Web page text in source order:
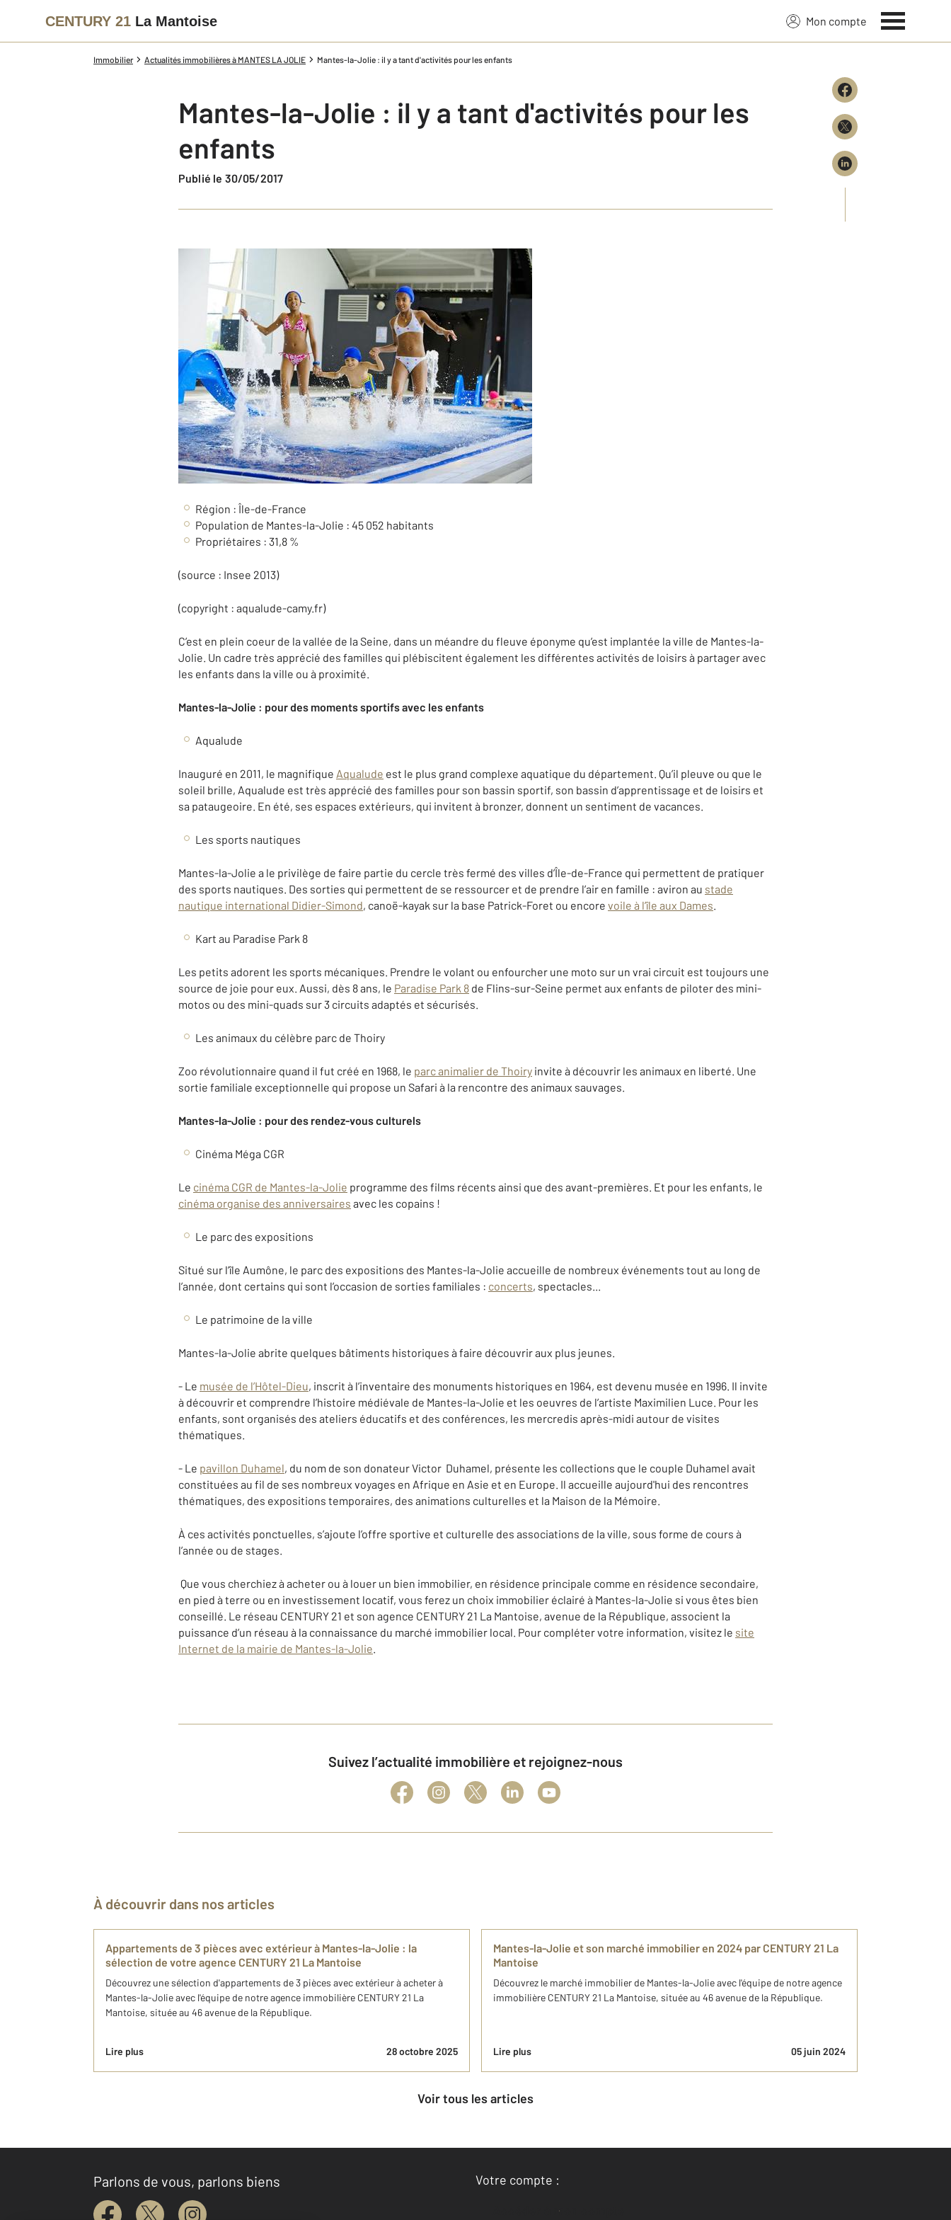
CENTURY 21 La Mantoise Mon compte
Immobilier Actualités immobilières à MANTES LA JOLIE Mantes-la-Jolie : il y a tant d'activités pour les enfants
Mantes-la-Jolie : il y a tant d'activités pour les
enfants
Publié le 30/05/2017
Région : Île-de-France
Population de Mantes-la-Jolie : 45 052 habitants
Propriétaires : 31,8 %
(source : Insee 2013)
(copyright : aqualude-camy.fr)
C’est en plein coeur de la vallée de la Seine, dans un méandre du fleuve éponyme qu’est implantée la ville de Mantes-la-
Jolie. Un cadre très apprécié des familles qui plébiscitent également les différentes activités de loisirs à partager avec
les enfants dans la ville ou à proximité.
Mantes-la-Jolie : pour des moments sportifs avec les enfants
Aqualude
Inauguré en 2011, le magnifique Aqualude est le plus grand complexe aquatique du département. Qu’il pleuve ou que le
soleil brille, Aqualude est très apprécié des familles pour son bassin sportif, son bassin d’apprentissage et de loisirs et
sa pataugeoire. En été, ses espaces extérieurs, qui invitent à bronzer, donnent un sentiment de vacances.
Les sports nautiques
Mantes-la-Jolie a le privilège de faire partie du cercle très fermé des villes d’Île-de-France qui permettent de pratiquer
des sports nautiques. Des sorties qui permettent de se ressourcer et de prendre l’air en famille : aviron au stade
nautique international Didier-Simond, canoë-kayak sur la base Patrick-Foret ou encore voile à l’île aux Dames.
Kart au Paradise Park 8
Les petits adorent les sports mécaniques. Prendre le volant ou enfourcher une moto sur un vrai circuit est toujours une
source de joie pour eux. Aussi, dès 8 ans, le Paradise Park 8 de Flins-sur-Seine permet aux enfants de piloter des mini-
motos ou des mini-quads sur 3 circuits adaptés et sécurisés.
Les animaux du célèbre parc de Thoiry
Zoo révolutionnaire quand il fut créé en 1968, le parc animalier de Thoiry invite à découvrir les animaux en liberté. Une
sortie familiale exceptionnelle qui propose un Safari à la rencontre des animaux sauvages.
Mantes-la-Jolie : pour des rendez-vous culturels
Cinéma Méga CGR
Le cinéma CGR de Mantes-la-Jolie programme des films récents ainsi que des avant-premières. Et pour les enfants, le
cinéma organise des anniversaires avec les copains !
Le parc des expositions
Situé sur l’île Aumône, le parc des expositions des Mantes-la-Jolie accueille de nombreux événements tout au long de
l’année, dont certains qui sont l’occasion de sorties familiales : concerts, spectacles...
Le patrimoine de la ville
Mantes-la-Jolie abrite quelques bâtiments historiques à faire découvrir aux plus jeunes.
- Le musée de l’Hôtel-Dieu, inscrit à l’inventaire des monuments historiques en 1964, est devenu musée en 1996. Il invite
à découvrir et comprendre l’histoire médiévale de Mantes-la-Jolie et les oeuvres de l’artiste Maximilien Luce. Pour les
enfants, sont organisés des ateliers éducatifs et des conférences, les mercredis après-midi autour de visites
thématiques.
- Le pavillon Duhamel, du nom de son donateur Victor Duhamel, présente les collections que le couple Duhamel avait
constituées au fil de ses nombreux voyages en Afrique en Asie et en Europe. Il accueille aujourd'hui des rencontres
thématiques, des expositions temporaires, des animations culturelles et la Maison de la Mémoire.
À ces activités ponctuelles, s’ajoute l’offre sportive et culturelle des associations de la ville, sous forme de cours à
l’année ou de stages.
Que vous cherchiez à acheter ou à louer un bien immobilier, en résidence principale comme en résidence secondaire,
en pied à terre ou en investissement locatif, vous ferez un choix immobilier éclairé à Mantes-la-Jolie si vous êtes bien
conseillé. Le réseau CENTURY 21 et son agence CENTURY 21 La Mantoise, avenue de la République, associent la
puissance d’un réseau à la connaissance du marché immobilier local. Pour compléter votre information, visitez le site
Internet de la mairie de Mantes-la-Jolie.
Suivez l’actualité immobilière et rejoignez-nous
À découvrir dans nos articles
Appartements de 3 pièces avec extérieur à Mantes-la-Jolie : la
sélection de votre agence CENTURY 21 La Mantoise
Découvrez une sélection d'appartements de 3 pièces avec extérieur à acheter à
Mantes-la-Jolie avec l'équipe de notre agence immobilière CENTURY 21 La
Mantoise, située au 46 avenue de la République.
Lire plus 28 octobre 2025
Mantes-la-Jolie et son marché immobilier en 2024 par CENTURY 21 La
Mantoise
Découvrez le marché immobilier de Mantes-la-Jolie avec l'équipe de notre agence
immobilière CENTURY 21 La Mantoise, située au 46 avenue de la République.
Lire plus 05 juin 2024
Voir tous les articles
Parlons de vous, parlons biens
Votre compte :
Accéder à mon compte